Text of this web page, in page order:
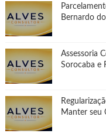
Bernardo
Assessoria
Sorocaba e
Manter seu